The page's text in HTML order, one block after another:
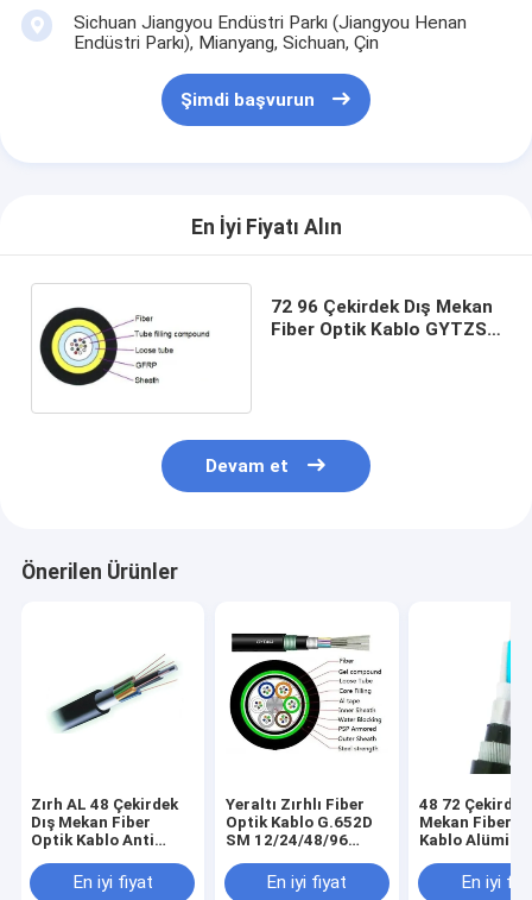
Sichuan Jiangyou Endüstri Parkı (Jiangyou Henan
Endüstri Parkı), Mianyang, Sichuan, Çin
Şimdi başvurun
En İyi Fiyatı Alın
72 96 Çekirdek Dış Mekan
Fiber Optik Kablo GYTZS
Devam et
Önerilen Ürünler
Zırh AL 48 Çekirdek
Dış Mekan Fiber
Optik Kablo Anti
Örgülü Gevşek Tüp
En iyi fiyat
Yeraltı Zırhlı Fiber
Optik Kablo G.652D
SM 12/24/48/96
En iyi fiyat
48 72 Çekirdek
Mekan Fiber
Kablo
GYTA33En iyi